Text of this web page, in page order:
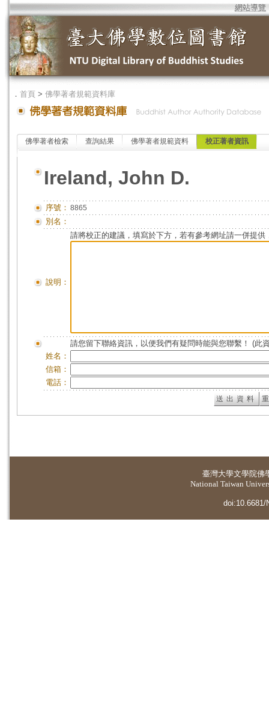
網站導覽
． 首頁 > 佛學著者規範資料庫
佛學著者檢索 查詢結果 佛學著者規範資料 校正著者資訊
Ireland, John D.
序號： 8865
別名：
說明：
請將校正的建議，填寫於下方，若有參考網址請一併提供
請您留下聯絡資訊，以便我們有疑問時能與您聯繫！ (此
姓名：
信箱：
電話：
臺灣大學文學院佛
National Taiwan
doi:10.6681/